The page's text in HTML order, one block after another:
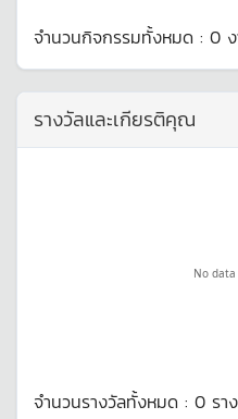
จำนวนกิจกรรมทั้งหมด : 0
รางวัลและเกียรติคุณ
No
จำนวนรางวัลทั้งหมด : 0 รา